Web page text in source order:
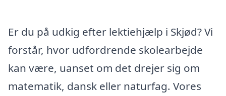
Er du på udkig efter lektiehjælp i Skjød? Vi
forstår, hvor udfordrende skolearbejde
kan være, uanset om det drejer sig om
matematik, dansk eller naturfag. Vores